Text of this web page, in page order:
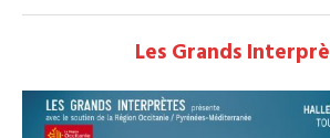
Les Grands